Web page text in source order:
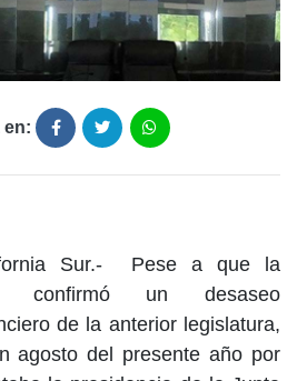
en:
Sur.- Pese a que la
confirmó un desaseo
de la anterior legislatura,
agosto del presente año por